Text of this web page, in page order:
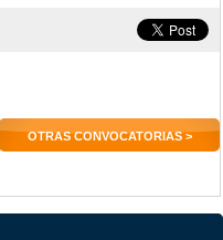
OTRAS CONVOCATORIAS >